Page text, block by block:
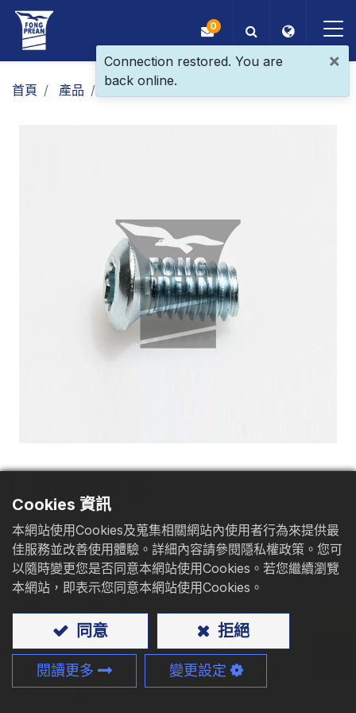
OEM/ODM
0
首頁 產品 一般螺絲
橢圓頭平尾
材質: 碳鋼
應用: 刨花板、木頭、鋼板、鋁板
尺寸:M3.5 - M6、#6 - #14
9 - 150mm、3/8" - 6"
我們可提供您客製化服務(包含尺寸、頭型、孔型、牙型、
尾型、表面處理、包裝)，並解決您的問題。
Cookies 資訊
本網站使用Cookies及蒐集相關網站內使用者行為來提供最
佳服務並改善使用體驗。詳細內容請參閱隱私權政策。您可
以隨時變更您是否同意本網站使用Cookies。若您繼續瀏覽
本網站，即表示您同意本網站使用Cookies。
同意 拒絕
閱讀更多 變更設定
×
Connection restored. You are
back online.